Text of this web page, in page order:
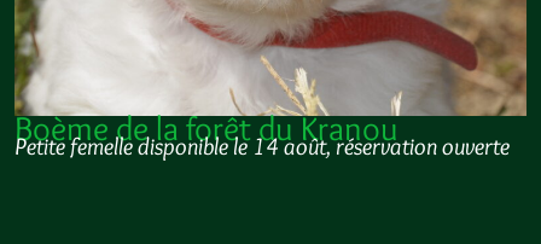
Boème de la forêt du Kranou
Petite femelle disponible le 14 août, réservation ouverte